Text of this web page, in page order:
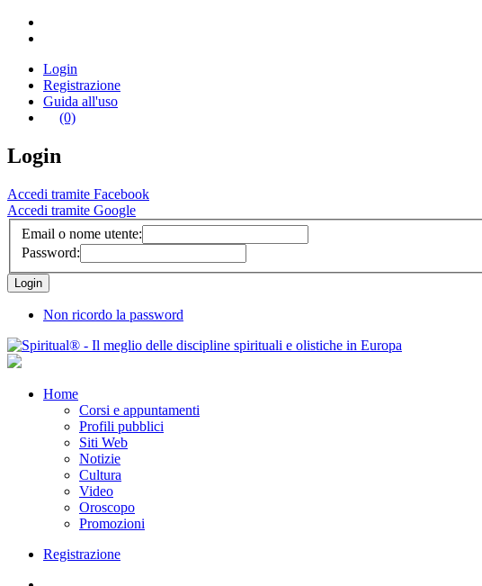
Login
Registrazione
Guida all'uso
(0)
Login
Accedi tramite Facebook
Accedi tramite Google
Email o nome utente:
Password:
Non ricordo la password
Home
Corsi e appuntamenti
Profili pubblici
Siti Web
Notizie
Cultura
Video
Oroscopo
Promozioni
Registrazione